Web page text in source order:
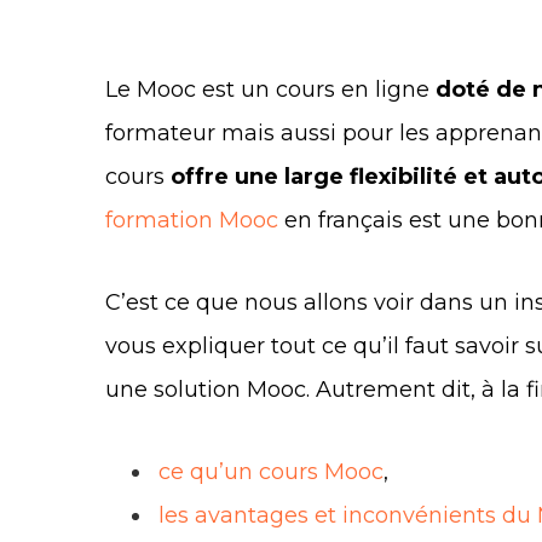
Le Mooc est un cours en ligne doté de
formateur mais aussi pour les
cours offre une large flexibilité et
formation Mooc en français est une
C’est ce que nous allons voir dans un
vous expliquer tout ce qu’il faut savoir
une solution Mooc. Autrement dit, à la
ce qu’un cours Mooc,
les avantages et inconvénients